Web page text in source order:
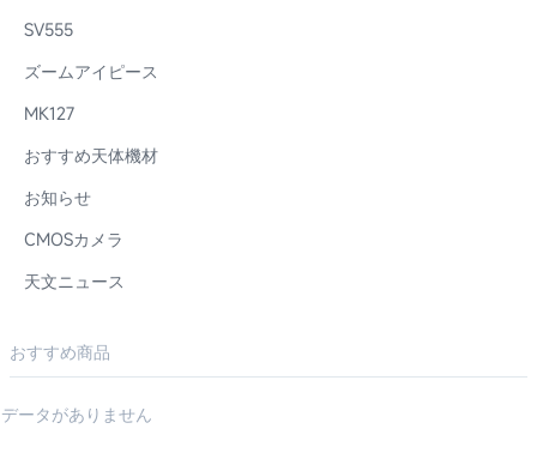
SV555
ズームアイピース
MK127
おすすめ天体機材
お知らせ
CMOSカメラ
天文ニュース
おすすめ商品
データがありません